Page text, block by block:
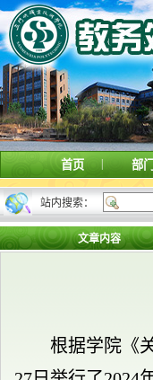
首页 | 部
站内搜索：
文章内容
根据学院《